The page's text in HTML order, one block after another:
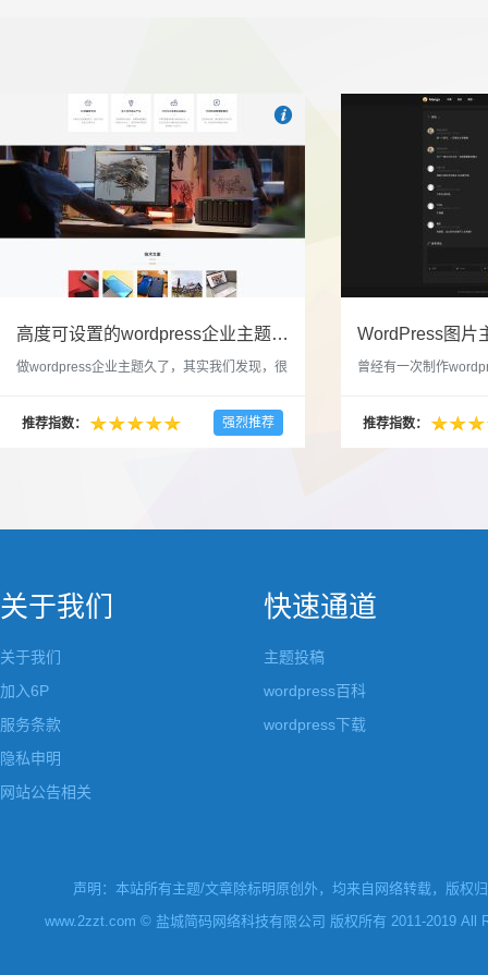
 吧
高度可设置的wordpress企业主题indigo分享
做wordpress企业主题久了，其实我们发现，很
配色和元素细节。为此我们创造了一个高可设
置，并且模块可以重复利用的wordpress企业主
推荐指数： 强烈推荐
曾经有一次制作
分享站也行，说是分
推荐指数：
关于我们
关于我们
加入6P
服务条款
隐私申明
网站公告相关
快速通道
主题投稿
wordpress百科
wordpress下载
声明：本站所有主题/文章除标明原创外，均来自网络转载，版权
www.2zzt.com © 盐城简码网络科技有限公司 版权所有 2011-2019